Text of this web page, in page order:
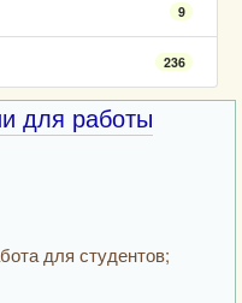
9
236
для работы
для студентов;